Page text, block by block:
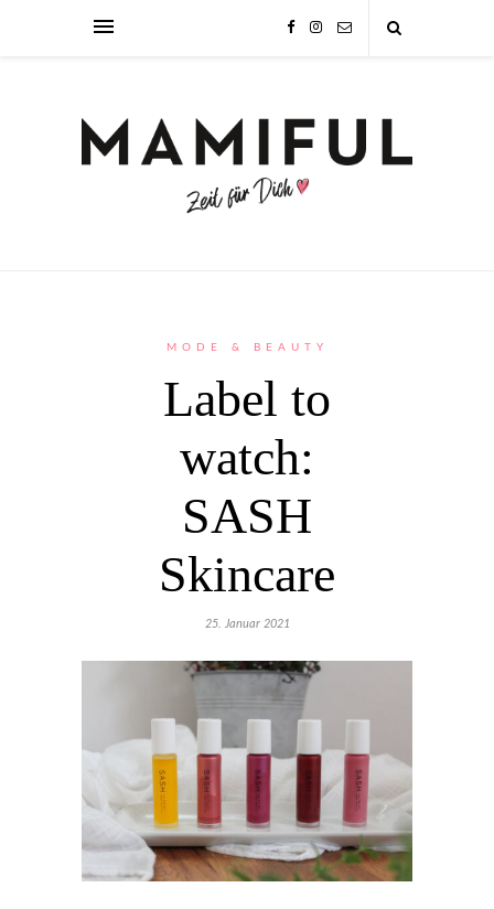
MODE & BEAUTY
Label to
watch:
SASH
Skincare
25. Januar 2021